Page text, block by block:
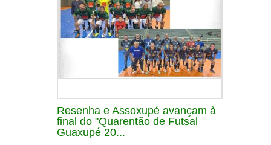
Resenha e Assoxupé avançam à
final do "Quarentão de Futsal
Guaxupé 20...